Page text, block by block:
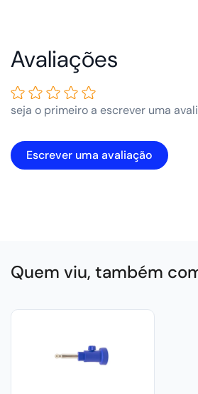
seja o primeiro a escrever uma
Escrever uma avaliação
Quem viu, também